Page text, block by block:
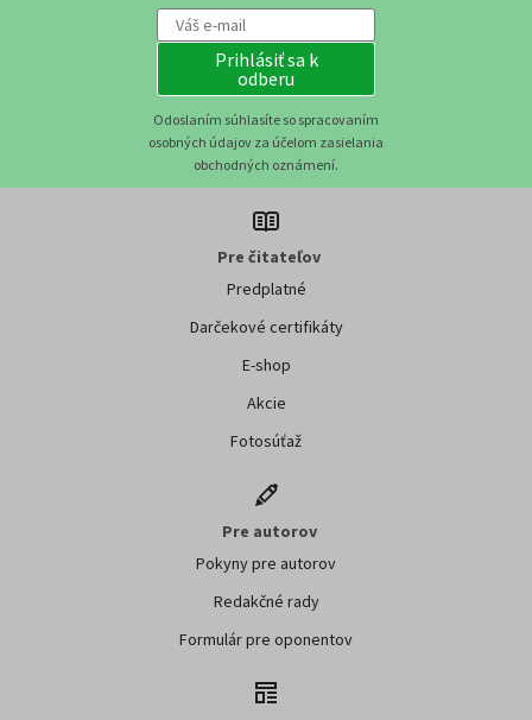
Prihlásiť sa k
odberu
Odoslaním súhlasíte so spracovaním
osobných údajov za účelom zasielania
obchodných oznámení.
Pre čitateľov
Predplatné
Darčekové certifikáty
E-shop
Akcie
Fotosúťaž
Pre autorov
Pokyny pre autorov
Redakčné rady
Formulár pre oponentov